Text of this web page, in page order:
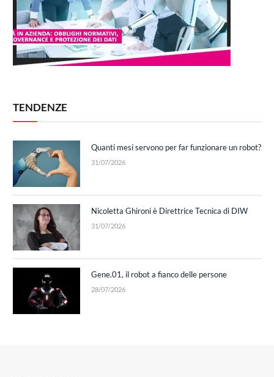
TENDENZE
Quanti mesi servono per far funzionare un robot?
31/07/2026
Nicoletta Ghironi è Direttrice Tecnica di DIW
31/07/2026
Gene.01, il robot a fianco delle persone
28/07/2026